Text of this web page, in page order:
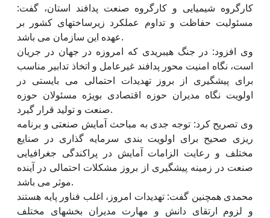
کارگروه شیمیایی و کارگروه صنعت پدافند استان، گفت:
مسئولیت حفاظت و تداوم عملکرد زیرساختهای کشور بر
عهده این سازمان می باشد.
وی افزود: در جنگ هیبریدی که امروزه در جهان در جریان
است، نگاه امنیت محور پدافند غیرعامل و اتخاذ تدابیر مناسب
برای پیشگیری از بروز تهدیدات احتمالی می بایستی در
اولویت نگاه مدیران حوزه اقتصادی بویژه مسئولان حوزه
صنعت و تولید قرار گیرد.
وی تصریح کرد: توجه جدی به مباحث آمایش صنعتی و برنامه
ریزی صحیح برای اولویت بندی سرمایه گذاری در صنایع
مختلف و رعایت الزامات آمایش در پراکندگی جغرافیایی
صنعت در زمینه پیشگیری از بروز مشکلات احتمالی در آینده
موثر می باشد.
محمدی همچنین گفت: تهدیدات امروز، اغلب فناور پایه هستند
و لزوم ارتقای دانش و مهارت مدیران بخشهای مختلف